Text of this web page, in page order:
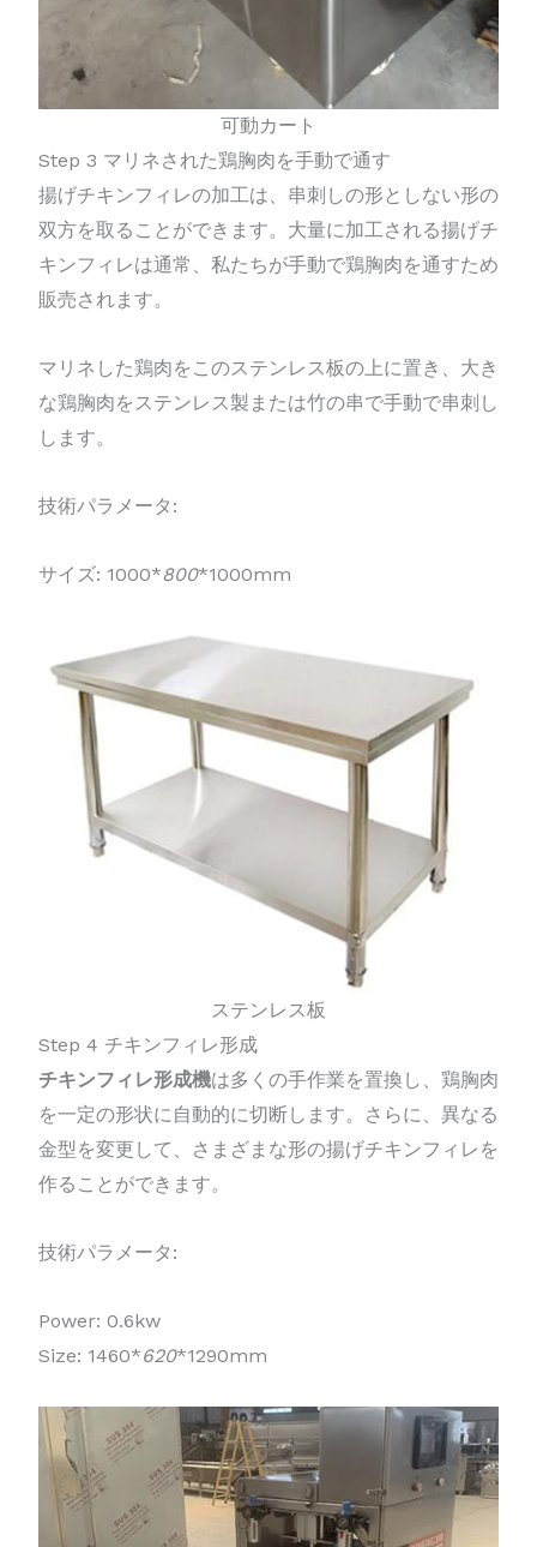
可動カート
Step 3 マリネされた鶏胸肉を手動で通す
揚げチキンフィレの加工は、串刺しの形としない形の
双方を取ることができます。大量に加工される揚げチ
キンフィレは通常、私たちが手動で鶏胸肉を通すため
販売されます。
マリネした鶏肉をこのステンレス板の上に置き、大き
な鶏胸肉をステンレス製または竹の串で手動で串刺し
します。
技術パラメータ:
サイズ: 1000*800*1000mm
ステンレス板
Step 4 チキンフィレ形成
チキンフィレ形成機は多くの手作業を置換し、鶏胸肉
を一定の形状に自動的に切断します。さらに、異なる
金型を変更して、さまざまな形の揚げチキンフィレを
作ることができます。
技術パラメータ:
Power: 0.6kw
Size: 1460*620*1290mm